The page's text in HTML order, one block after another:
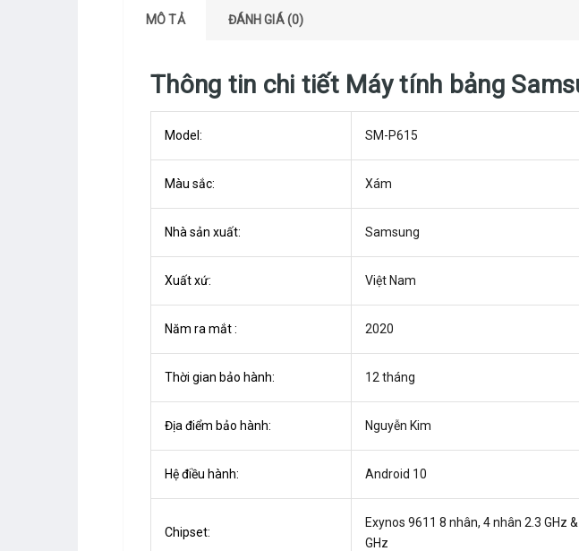
MÔ TẢ ĐÁNH GIÁ (0)
Thông tin chi tiết Máy tính bảng
Model: SM-P615
Màu sắc: Xám
Nhà sản xuất: Samsung
Xuất xứ: Việt Nam
Năm ra mắt : 2020
Thời gian bảo hành: 12 tháng
Địa điểm bảo hành: Nguyễn Kim
Hệ điều hành: Android 10
Chipset:
Exynos 9611 8 nhân, 4 nhân 2.3 GHz
GHz